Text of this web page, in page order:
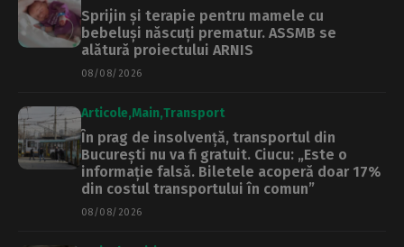
Sprijin și terapie pentru mamele cu
bebeluși născuți prematur. ASSMB se
alătură proiectului ARNIS
08/08/2026
Articole Main Transport
În prag de insolvență, transportul din
București nu va fi gratuit. Ciucu: „Este o
informație falsă. Biletele acoperă doar 17%
din costul transportului în comun”
08/08/2026